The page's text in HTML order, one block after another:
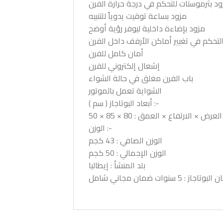
بثرموستات للتحكم في درجة حرارة الفرن
مزود بساعة توقيت يدوياً للتنبيه
مزود بإضاءة داخلية ليوفر رؤية أوضح
التحكم في تغيير أماكن الأرفف داخل الفرن
أمان كامل للفرن
إشعال إلكتروني للفرن
باب الفرن مغلق في حالة الشواء
الشواية تعمل بالموتور
أبعاد البوتاجاز ( سم ) :-
العرض × الارتفاع × العمق : 80 × 85 × 50
الوزن :-
الوزن الصافي : 43 كجم
الوزن الإجمالي : 50 كجم
بلد المنشأ : إيطاليا
: 5 سنوات ضمان مجاني شامل